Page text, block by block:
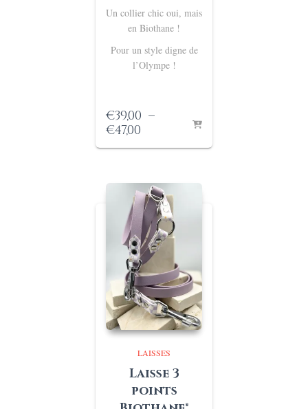
Un collier chic oui, mais
en Biothane !
Pour un style digne de
l’Olympe !
€39,00 –
€47,00Plage
de
à
€47,00
LAISSES
Laisse 3
points